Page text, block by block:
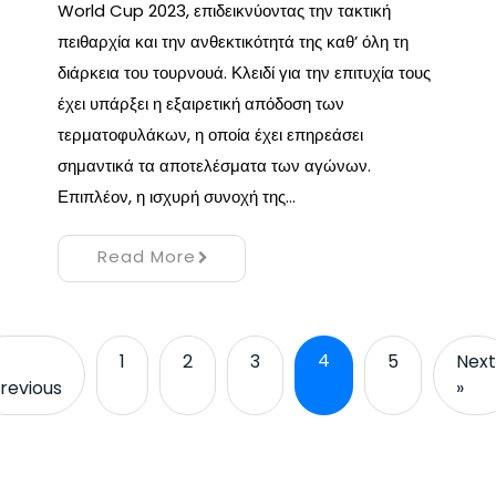
World Cup 2023, επιδεικνύοντας την τακτική
πειθαρχία και την ανθεκτικότητά της καθ’ όλη τη
διάρκεια του τουρνουά. Κλειδί για την επιτυχία τους
έχει υπάρξει η εξαιρετική απόδοση των
τερματοφυλάκων, η οποία έχει επηρεάσει
σημαντικά τα αποτελέσματα των αγώνων.
Επιπλέον, η ισχυρή συνοχή της…
Read More
1 2 3 4 5
Next
»